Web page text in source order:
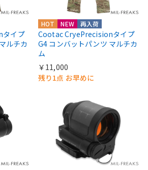
イプ
ルチカ
HOT NEW 再入荷
Cootac CryePrecisionタイプ
G4 コンバットパンツ マルチカ
ム
￥11,000
残り1点 お早めに